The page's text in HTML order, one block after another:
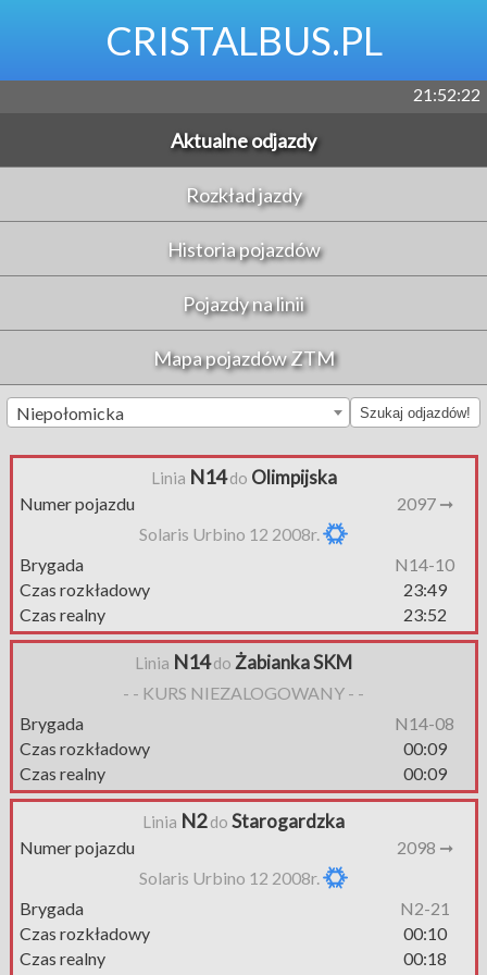
CRISTALBUS.PL
21:52:22
Aktualne odjazdy
Rozkład jazdy
Historia pojazdów
Pojazdy na linii
Mapa pojazdów ZTM
Niepołomicka Szukaj odjazdów!
Linia N14do Olimpijska
Numer pojazdu
2097 ➞
Solaris Urbino 12 2008r.
Brygada
N14-10
Czas rozkładowy
23:49
Czas realny
23:52
Linia N14do Żabianka SKM
- - KURS NIEZALOGOWANY - -
Brygada
N14-08
Czas rozkładowy
00:09
Czas realny
00:09
Linia N2do Starogardzka
Numer pojazdu
2098 ➞
Solaris Urbino 12 2008r.
Brygada
N2-21
Czas rozkładowy
00:10
Czas realny
00:18